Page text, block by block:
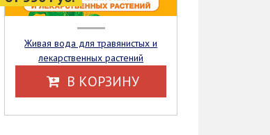
Живая вода для травянистых и
лекарственных растений
В КОРЗИНУ